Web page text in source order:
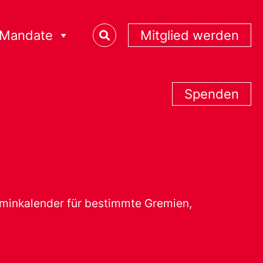
Mandate Mitglied werden
Spenden
für bestimmte Gremien,